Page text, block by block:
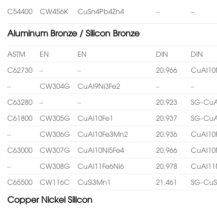
C54400 CW456K CuSn4Pb4Zn4 – –
Aluminum Bronze / Silicon Bronze
ASTM EN EN DIN
DIN
C62730
– – 20.966
–
CW304G CuAl9Ni3Fe2 –
–
C63280
– – 20.923
SG-
C61800
CW305G CuAl10Fe1 20.937
SG-
–
CW306G CuAl10Fe3Mn2 20.936
C63000
CW307G CuAl10Ni5Fe4 20.966
–
CW308G CuAl11Fe6Ni6 20.978
C65500
CW116C CuSi3Mn1 21.461 SG-
Copper Nickel Silicon